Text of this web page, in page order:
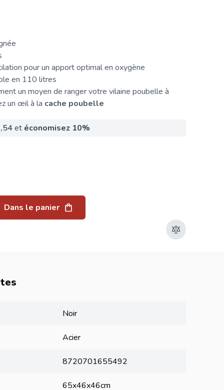
pour un apport optimal en oxygène
en 110 litres
un moyen de ranger votre vilaine poubelle à
un œil à la cache poubelle
et économisez10%
Dans le panier
Noir
Acier
8720701655492
65x46x46cm